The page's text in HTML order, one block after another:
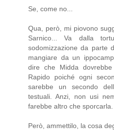
Se, come no...
Qua, però, mi piovono
Sarnico... Va dalla
sodomizzazione da parte
mangiare da un
dire che Midda
Rapido poiché ogni
sarebbe un secondo
testuali. Anzi, non usi
farebbe altro che sporcarla.
Però, ammettilo, la cosa